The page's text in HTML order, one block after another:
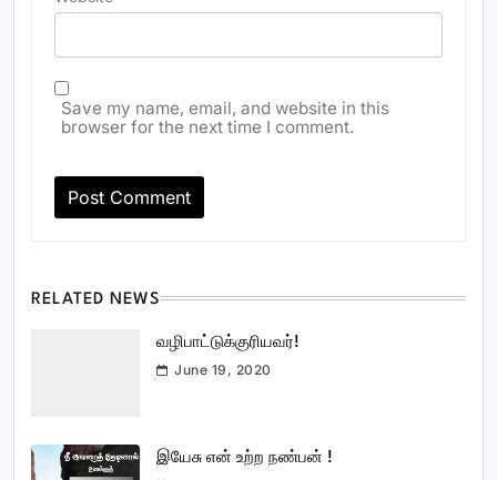
Save my name, email, and website in this
browser for the next time I comment.
RELATED NEWS
வழிபாட்டுக்குரியவர்!
June 19, 2020
இயேசு என் உற்ற நண்பன் !